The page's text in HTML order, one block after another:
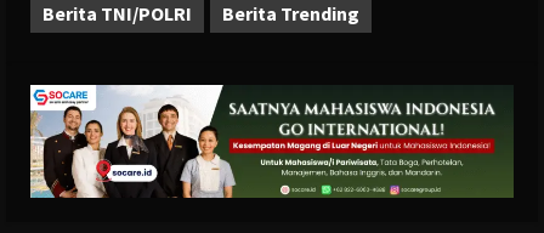
Berita TNI/POLRI
Berita Trending